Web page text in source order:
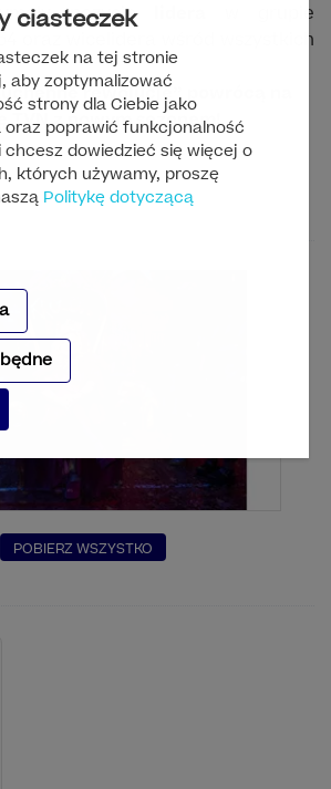
ciasteczek
na tej stronie
aby zoptymalizować
strony dla Ciebie jako
oraz poprawić funkcjonalność
chcesz dowiedzieć się więcej o
których używamy, proszę
Politykę dotyczącą
pozycję
w grupie
oraz wicelidera wśród wszystkich
rewolucje” powrócą na
TVN z nowym sezonem!
POBIERZ WSZYSTKO